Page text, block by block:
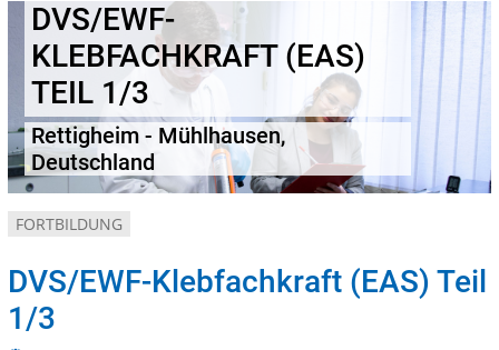
DVS/EWF-
KLEBFACHKRAFT (EAS)
TEIL 1/3
Rettigheim - Mühlhausen,
Deutschland
FORTBILDUNG
DVS/EWF-Klebfachkraft (EAS) Teil
1/3